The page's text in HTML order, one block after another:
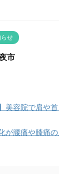
せ
市
美容院で肩や
が腰痛や膝痛